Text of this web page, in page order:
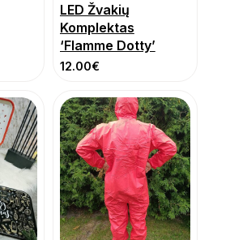
LED Žvakių
Komplektas
‘Flamme Dotty’
12.00€